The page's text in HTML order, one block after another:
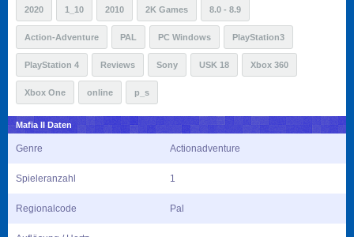
2020 1_10 2010 2K Games 8.0 - 8.9
Action-Adventure PAL PC Windows PlayStation3
PlayStation 4 Reviews Sony USK 18 Xbox 360
Xbox One online p_s
Mafia II Daten
Genre Actionadventure
Spieleranzahl 1
Regionalcode Pal